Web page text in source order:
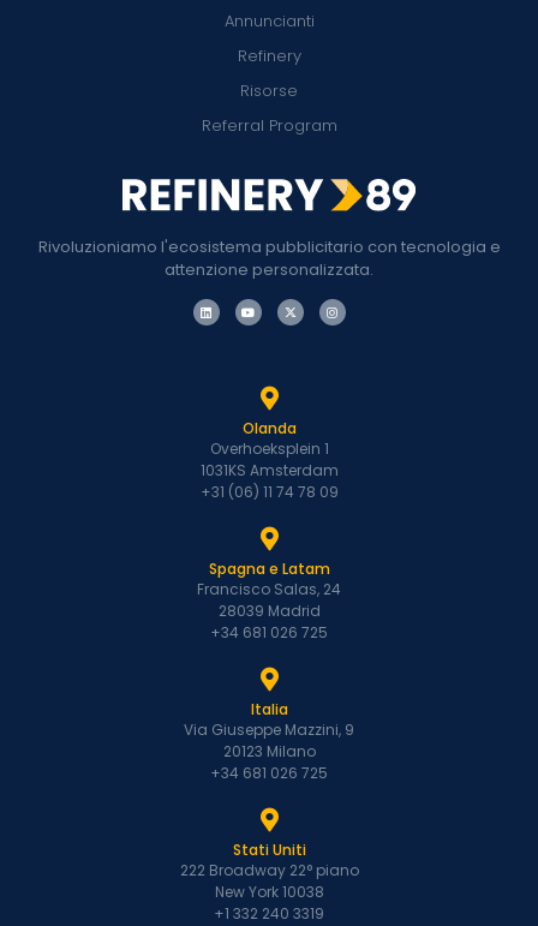
Rivoluzioniamo l'ecosistema pubblicitario con tecnologia e
attenzione personalizzata.
Annuncianti
Refinery
Risorse
Referral Program
Olanda
Overhoeksplein 1
1031KS Amsterdam
+31 (06) 11 74 78 09
Spagna e Latam
Francisco Salas, 24
28039 Madrid
+34 681 026 725
Italia
Via Giuseppe Mazzini, 9
20123 Milano
+34 681 026 725
Stati Uniti
222 Broadway 22° piano
New York 10038
+1 332 240 3319